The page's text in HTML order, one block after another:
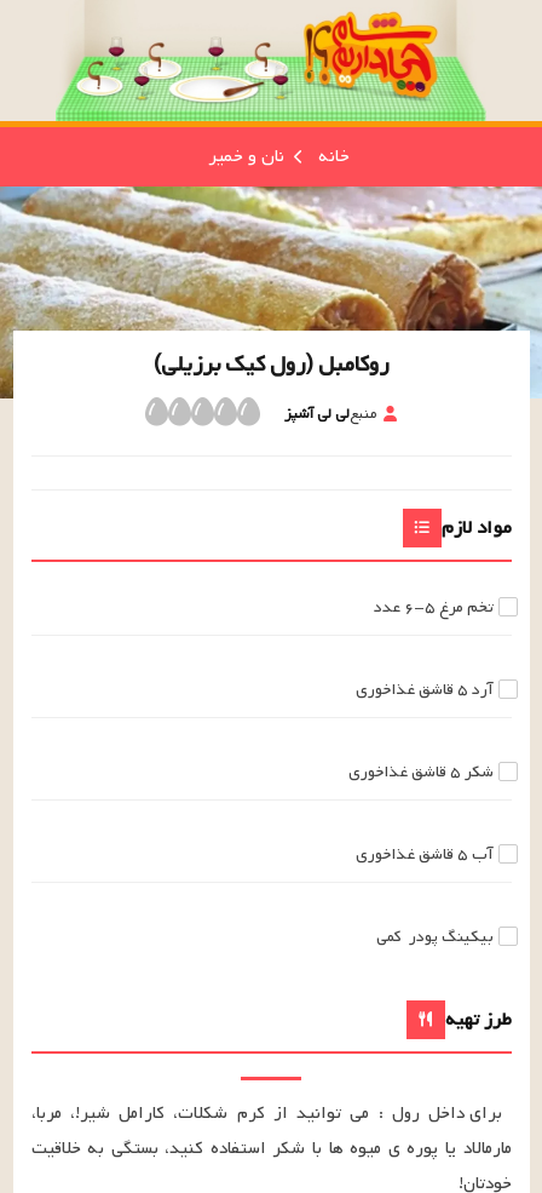
خانه نان و خمیر
روکامبل (رول کیک برزیلی)
منبعلی لی آشپز
مواد لازم
تخم مرغ۶-۵ عدد
آرد۵قاشق غذاخوری
شکر۵قاشق غذاخوری
آب۵قاشق غذاخوری
بیکینگ پودر کمی
طرز تهیه